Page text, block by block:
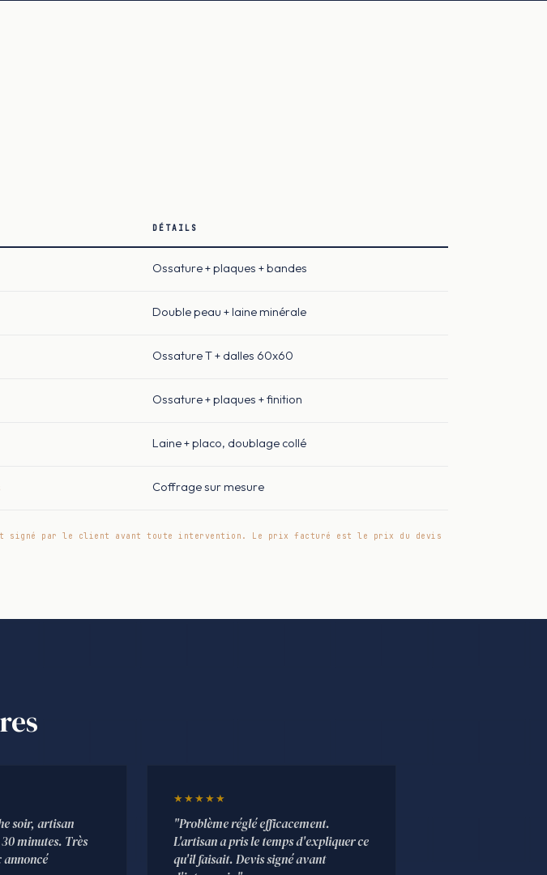
DÉTAILS
Ossature + plaques + bandes
Double peau + laine minérale
Ossature T + dalles 60x60
Ossature + plaques + finition
Laine + placo, doublage collé
Coffrage sur mesure
par le client avant toute intervention. Le prix facturé est le prix du devis
soir, artisan
minutes. Très
★★★★★
"Problème réglé efficacement.
L'artisan a pris le temps d'expliquer ce
qu'il faisait. Devis signé avant